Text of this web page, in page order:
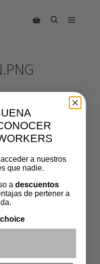
junio 21, 2021 El tamaño
a nuestros
que nadie.
a descuentos
de pertener a